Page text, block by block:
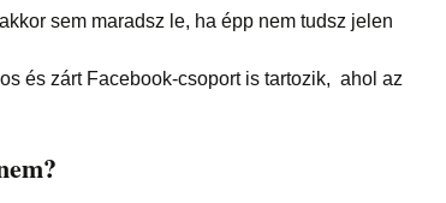
sem maradsz le, ha épp nem tudsz jelen
és zárt Facebook-csoport is tartozik, ahol az